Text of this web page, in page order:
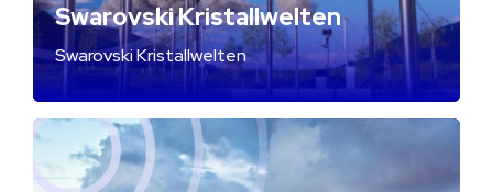
Swarovski Kristallwelten
Swarovski Kristallwelten